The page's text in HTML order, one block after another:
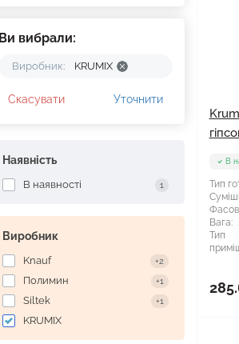
Ви вибрали:
Виробник: KRUMIX
Скасувати Уточнити
Наявність
В наявності 1
Виробник
Knauf +2
Полимин +1
Siltek +1
KRUMIX
В
Тип
Вага:
Тип